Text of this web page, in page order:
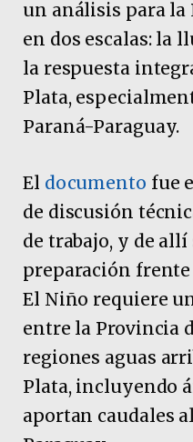
un análisis para la
en dos escalas: la
la respuesta
Plata,
Paraná-Paraguay.
El documento fue
de discusión
de trabajo, y de allí
preparación
El Niño requiere
entre la Provincia
regiones aguas
Plata, incluyendo
aportan caudales